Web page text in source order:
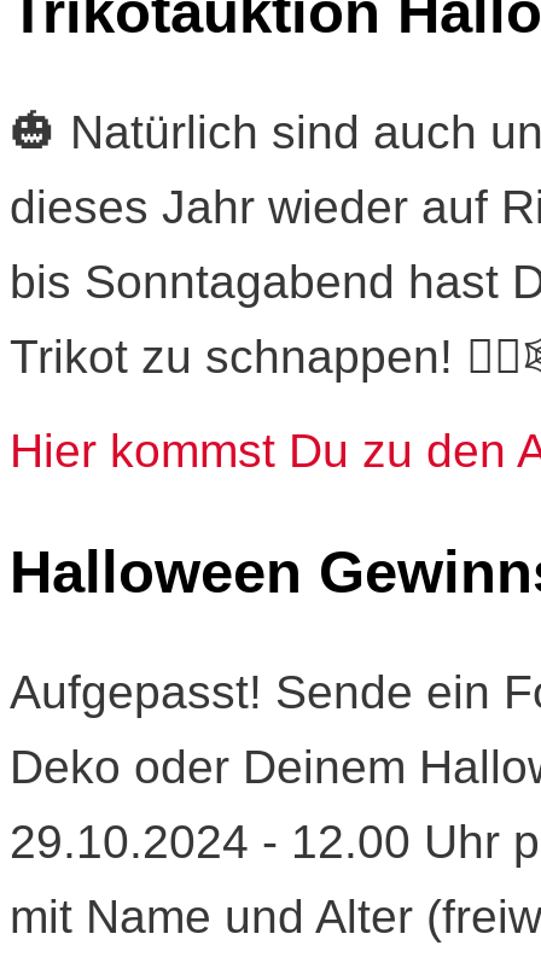
🎃 Natürlich sind auch
dieses Jahr wieder auf
bis Sonntagabend hast
Trikot zu schnappen!
Hier kommst Du zu den
Halloween
Aufgepasst! Sende ein
Deko oder Deinem
29.10.2024 - 12.00 Uhr
mit Name und Alter